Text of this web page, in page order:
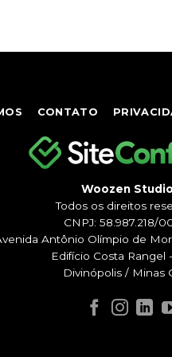
CONTATO
Woozen
Todos os direitos
CNPJ: 58.987.218/
Antônio Olímpio de
Edifício Costa Rangel
Divinópolis / Minas